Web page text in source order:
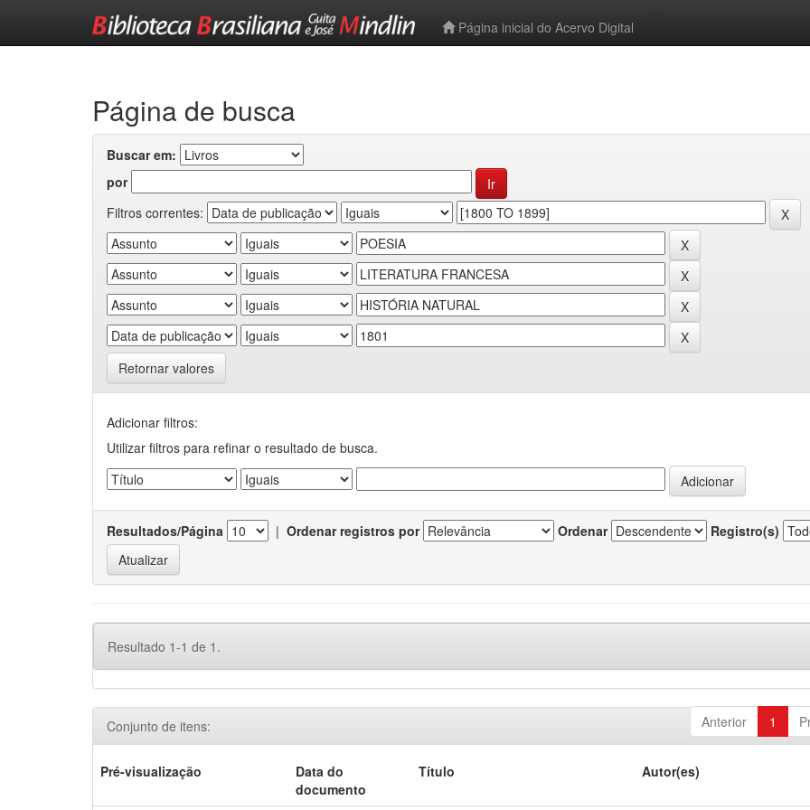
Página inicial do Acervo Digital
Página de busca
Buscar em:
por
Filtros correntes:
Retornar valores
Adicionar filtros:
Utilizar filtros para refinar o resultado de busca.
Resultados/Página | Ordenar registros por Ordenar Registro(s)
Resultado 1-1 de 1.
Anterior 1
Conjunto de itens:
Pré-visualização
Data do
documento
Título Autor(es)